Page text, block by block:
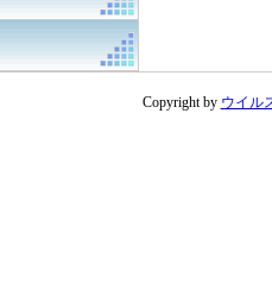
Copyright by ウイル